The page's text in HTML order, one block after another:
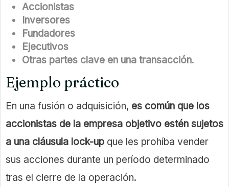
Accionistas
Inversores
Fundadores
Ejecutivos
Otras partes clave en una transacción.
Ejemplo práctico
En una fusión o adquisición, es común que los
accionistas de la empresa objetivo estén sujetos
a una cláusula lock-up que les prohíba vender
sus acciones durante un período determinado
tras el cierre de la operación.